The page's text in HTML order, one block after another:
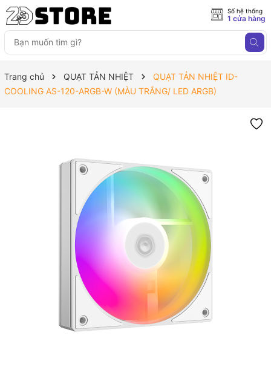
Số hệ thống
1 cửa hàng
Trang chủ QUẠT TẢN NHIỆT
QUẠT TẢN NHIỆT ID-
COOLING AS-120-ARGB-W (MÀU TRẮNG/ LED ARGB)